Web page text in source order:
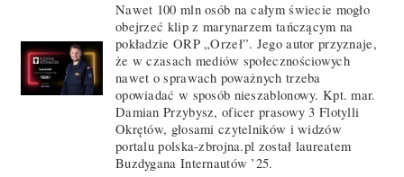
Nawet 100 mln osób na całym świecie mogło
obejrzeć klip z marynarzem tańczącym na
pokładzie ORP „Orzeł”. Jego autor przyznaje,
że w czasach mediów społecznościowych
nawet o sprawach poważnych trzeba
opowiadać w sposób nieszablonowy. Kpt. mar.
Damian Przybysz, oficer prasowy 3 Flotylli
Okrętów, głosami czytelników i widzów
portalu polska-zbrojna.pl został laureatem
Buzdygana Internautów ’25.